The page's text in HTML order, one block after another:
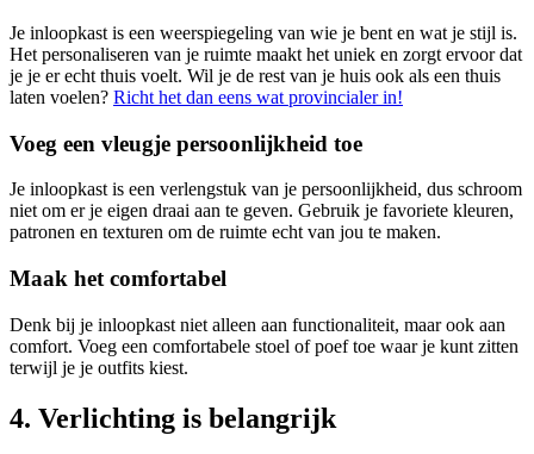
Je inloopkast is een weerspiegeling van wie je bent en wat je stijl is.
Het personaliseren van je ruimte maakt het uniek en zorgt ervoor dat
je je er echt thuis voelt. Wil je de rest van je huis ook als een thuis
laten voelen? Richt het dan eens wat provincialer in!
Voeg een vleugje persoonlijkheid toe
Je inloopkast is een verlengstuk van je persoonlijkheid, dus schroom
niet om er je eigen draai aan te geven. Gebruik je favoriete kleuren,
patronen en texturen om de ruimte echt van jou te maken.
Maak het comfortabel
Denk bij je inloopkast niet alleen aan functionaliteit, maar ook aan
comfort. Voeg een comfortabele stoel of poef toe waar je kunt zitten
terwijl je je outfits kiest.
4. Verlichting is belangrijk